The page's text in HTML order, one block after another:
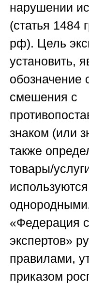
нарушении
(статья 1484
рф). Цель
установить,
обозначение
смешения с
знаком (или
также
товары/
«Федерация
экспертов»
правилами,
приказом